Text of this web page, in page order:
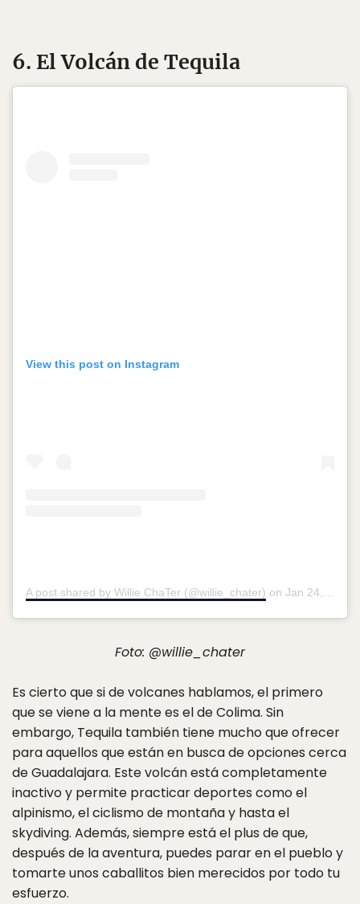
6. El Volcán de Tequila
View this post on Instagram
A post shared by Willie ChaTer (@willie_chater) on Jan 24, 2018 at 6:24pm PST
Foto: @willie_chater
Es cierto que si de volcanes hablamos, el primero
que se viene a la mente es el de Colima. Sin
embargo, Tequila también tiene mucho que ofrecer
para aquellos que están en busca de opciones cerca
de Guadalajara. Este volcán está completamente
inactivo y permite practicar deportes como el
alpinismo, el ciclismo de montaña y hasta el
skydiving. Además, siempre está el plus de que,
después de la aventura, puedes parar en el pueblo y
tomarte unos caballitos bien merecidos por todo tu
esfuerzo.